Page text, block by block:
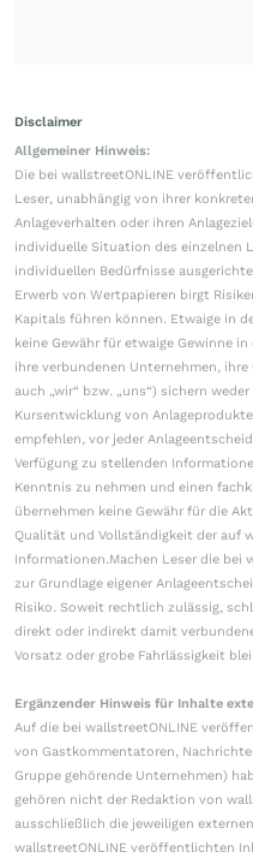
Disclaimer
Allgemeiner Hinweis:
Die bei wallstreetONLINE
Leser, unabhängig von ihrer
Anlageverhalten oder ihren
individuelle Situation des einzelnen
individuellen Bedürfnisse
Erwerb von Wertpapieren birgt
Kapitals führen können. Etwaige in
keine Gewähr für etwaige Gewinne
ihre verbundenen Unternehmen,
auch „wir“ bzw. „uns“) sichern
Kursentwicklung von
empfehlen, vor jeder
Verfügung zu stellenden
Kenntnis zu nehmen und einen
übernehmen keine Gewähr für die
Qualität und Vollständigkeit der auf
Informationen.Machen Leser die
zur Grundlage eigener
Risiko. Soweit rechtlich zulässig,
direkt oder indirekt damit
Vorsatz oder grobe Fahrlässigkeit
Ergänzender Hinweis für Inhalte
Auf die bei wallstreetONLINE
von Gastkommentatoren,
Gruppe gehörende Unternehmen)
gehören nicht der Redaktion von
ausschließlich die jeweiligen
wallstreetONLINE veröffentlichten